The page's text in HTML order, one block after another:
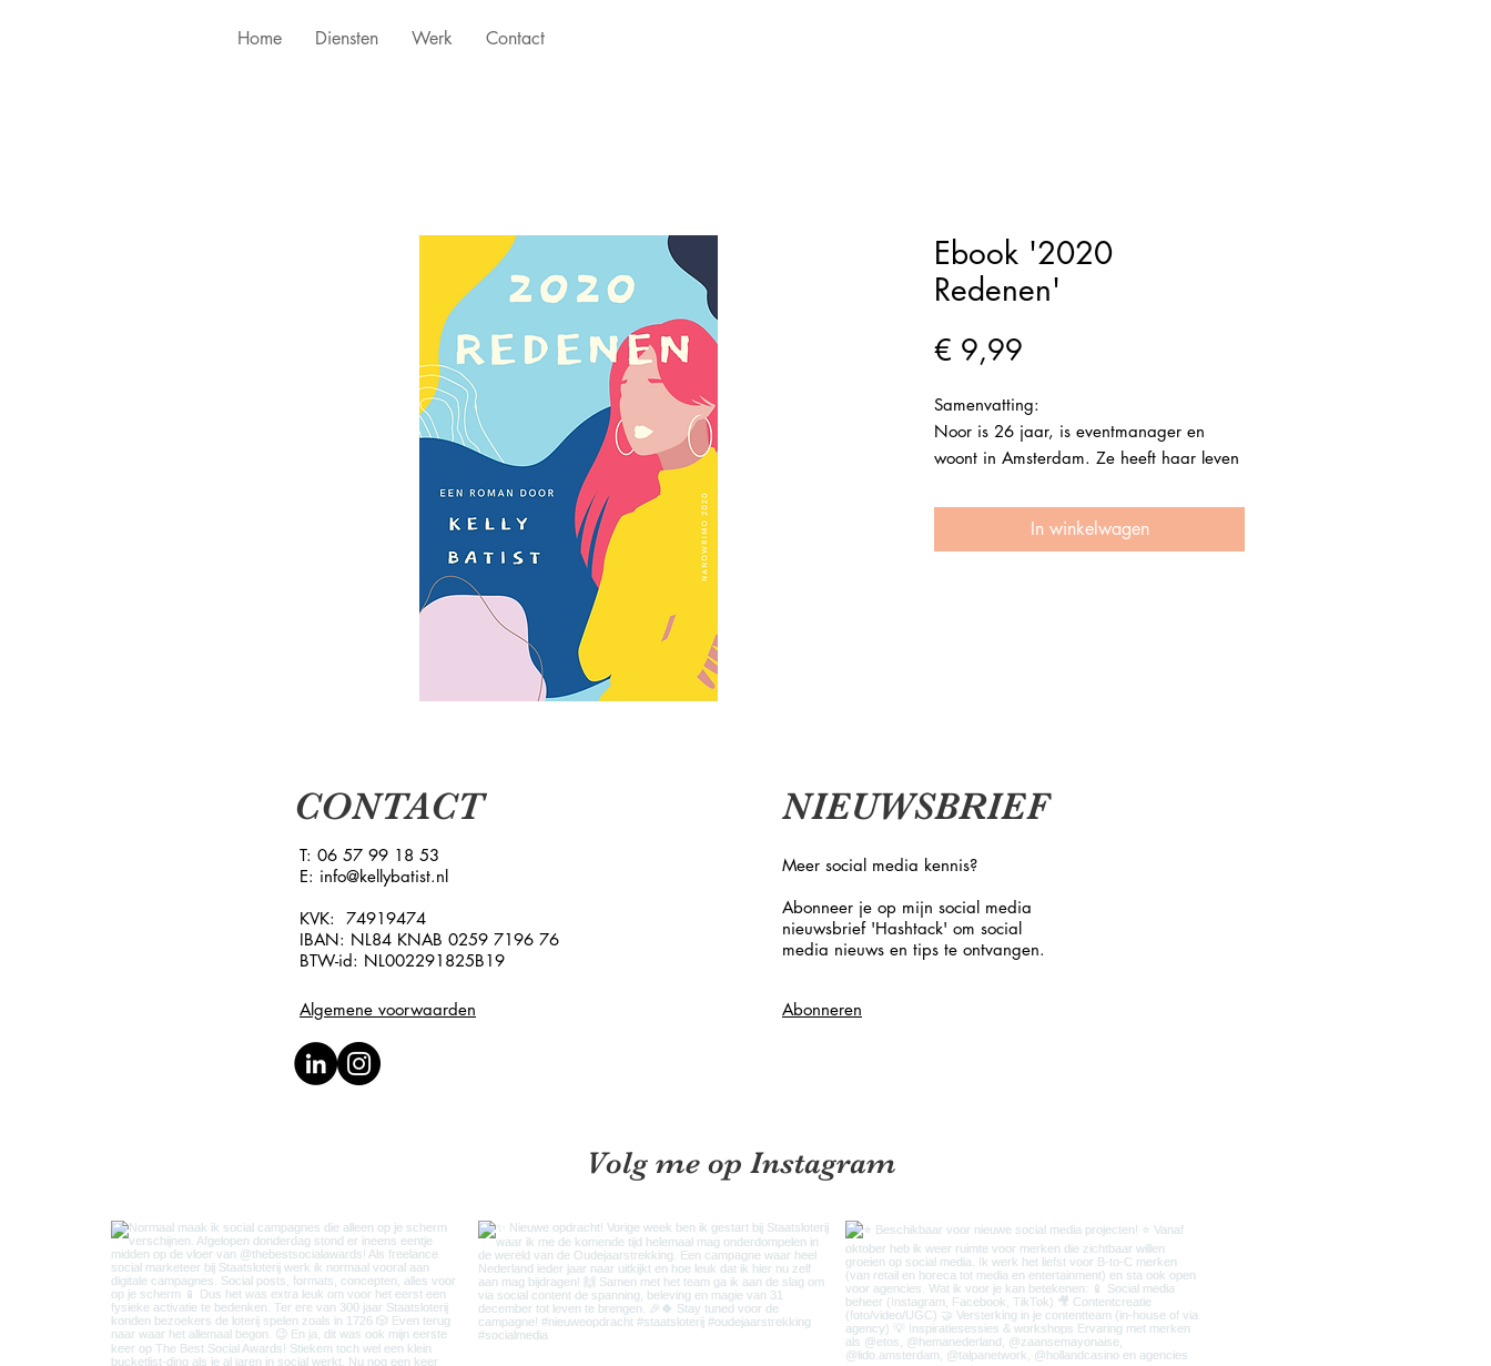
Home Diensten Werk Contact
Ebook '2020
Redenen'
€ 9,99
Samenvatting:
Noor is 26 jaar, is eventmanager en
woont in Amsterdam. Ze heeft haar leven
leven dat ze kende volledig op z’n kop
wordt gezet. Door een wereldwijde
rampjaar 2020, het vinden van je eigen
Bij aankoop van dit Ebook ontvang je een
epub-bestand.
In winkelwagen
CONTACT
T: 06 57 99 18 53
E: info@kellybatist.nl
KVK: 74919474
IBAN: NL84 KNAB 0259 7196 76
BTW-id: NL002291825B19
Algemene voorwaarden
NIEUWSBRIEF
Meer social media kennis?
Abonneer je op mijn social media
nieuwsbrief 'Hashtack' om social
media nieuws en tips te ontvangen.
Abonneren
Volg me op Instagram